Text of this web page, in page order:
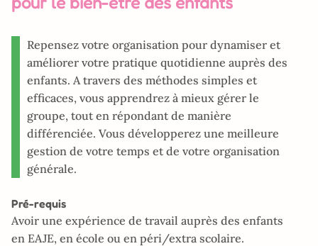
Repensez votre organisation pour dynamiser et
améliorer votre pratique quotidienne auprès des
enfants. A travers des méthodes simples et
efficaces, vous apprendrez à mieux gérer le
groupe, tout en répondant de manière
différenciée. Vous développerez une meilleure
gestion de votre temps et de votre organisation
générale.
Pré-requis
Avoir une expérience de travail auprès des enfants
en EAJE, en école ou en péri/extra scolaire.